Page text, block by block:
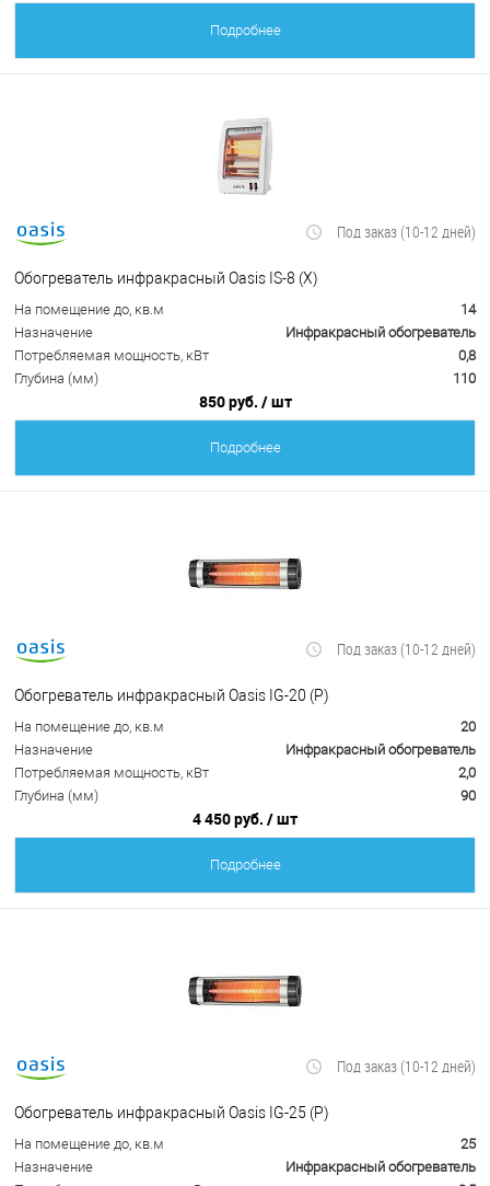
Подробнее
Под заказ (10-12 дней)
Обогреватель инфракрасный Oasis IS-8 (X)
На помещение до, кв.м
14
Назначение
Инфракрасный обогреватель
Потребляемая мощность, кВт
0,8
Глубина (мм)
110
850 руб. / шт
Подробнее
Под заказ (10-12 дней)
Обогреватель инфракрасный Oasis IG-20 (P)
На помещение до, кв.м
20
Назначение
Инфракрасный обогреватель
Потребляемая мощность, кВт
2,0
Глубина (мм)
90
4 450 руб. / шт
Подробнее
Под заказ (10-12 дней)
Обогреватель инфракрасный Oasis IG-25 (P)
На помещение до, кв.м
25
Назначение
Инфракрасный обогреватель